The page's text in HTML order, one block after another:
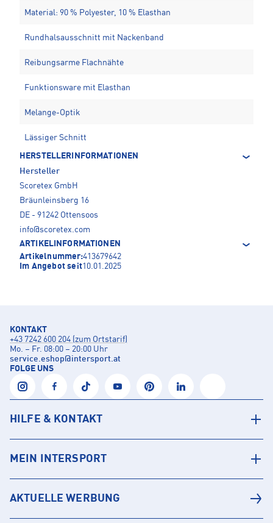
Material: 90 % Polyester, 10 % Elasthan
Rundhalsausschnitt mit Nackenband
Reibungsarme Flachnähte
Funktionsware mit Elasthan
Melange-Optik
Lässiger Schnitt
HERSTELLERINFORMATIONEN
Hersteller
Scoretex GmbH
Bräunleinsberg 16
DE - 91242 Ottensoos
info@scoretex.com
ARTIKELINFORMATIONEN
Artikelnummer:413679642
Im Angebot seit10.01.2025
KONTAKT
+43 7242 600 204 (zum Ortstarif)
Mo. – Fr. 08:00 – 20:00 Uhr
service.eshop@intersport.at
FOLGE UNS
HILFE & KONTAKT
MEIN INTERSPORT
AKTUELLE WERBUNG